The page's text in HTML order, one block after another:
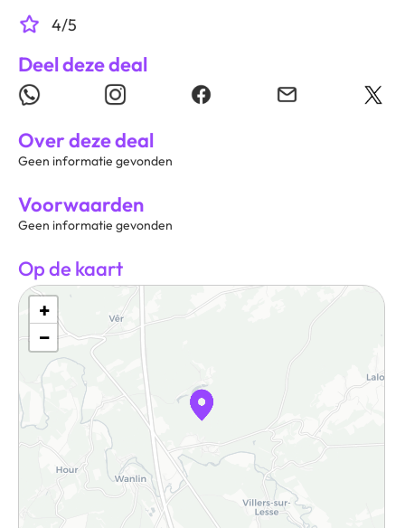
4/5
Deel deze deal
Over deze deal
Geen informatie gevonden
Voorwaarden
Geen informatie gevonden
Op de kaart
+
−